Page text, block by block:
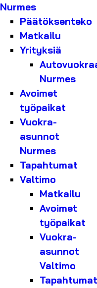
Nurmes
Päätöksenteko
Matkailu
Yrityksiä
Nurmes
Avoimet
työpaikat
Vuokra-
asunnot
Nurmes
Tapahtumat
Valtimo
Matkailu
Avoimet
työpaikat
Vuokra-
asunnot
Valtimo
Tapahtumat